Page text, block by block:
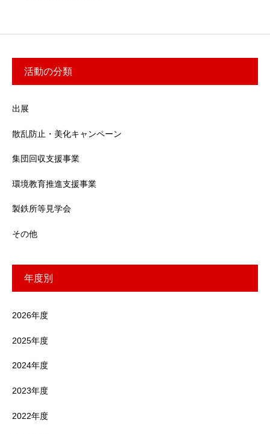
活動の分類
出展
散乱防止・美化キャンペーン
集団回収支援事業
環境教育推進支援事業
製鉄所等見学会
その他
年度別
2026年度
2025年度
2024年度
2023年度
2022年度